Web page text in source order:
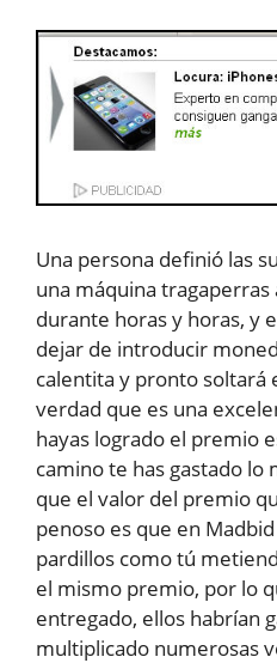
Una persona definió las
una máquina tragaperras
durante horas y horas, y
dejar de introducir
calentita y pronto soltará
verdad que es una
hayas logrado el premio
camino te has gastado lo
que el valor del premio
penoso es que en
pardillos como tú
el mismo premio, por lo
entregado, ellos habrían
multiplicado numerosas